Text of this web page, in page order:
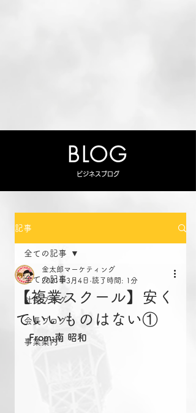
BLOG
ビジネスブログ
記事
全ての記事
社長ブログ
会長ブログ
事業案内
全ての記事
【複業スクール】安く
ていいものはない①
金太郎マーケティング
2021年3月4日 読了時間: 1分
From:南 昭和